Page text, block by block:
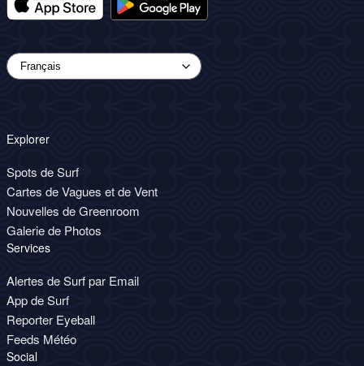
Explorer
Spots de Surf
Cartes de Vagues et de Vent
Nouvelles de Greenroom
Galerie de Photos
Services
Alertes de Surf par Email
App de Surf
Reporter Eyeball
Feeds Météo
Social